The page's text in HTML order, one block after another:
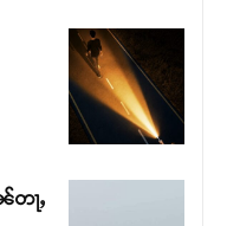
ၵူႈလႅၼ်ပေႃးတေၸွ
ႈၵမ်ႉထႅမ် ၸုမ်းၶၢ
တႃႇ